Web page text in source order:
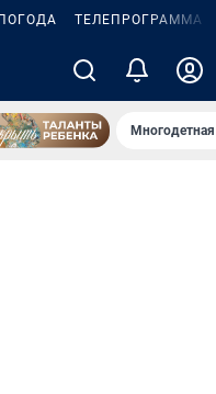
ПОГОДА ТЕЛЕПРОГРАММА